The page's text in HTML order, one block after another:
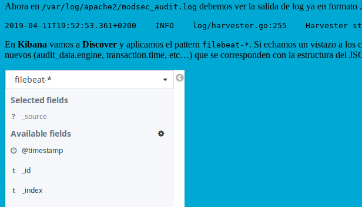
Ahora en /var/log/apache2/modsec_audit.log debemos ver la salida de log ya en formato
En Kibana vamos a Discover y aplicamos el pattern filebeat-*. Si echamos un vistazo a los
nuevos (audit_data.engine, transaction.time, etc…) que se corresponden con la estructura del